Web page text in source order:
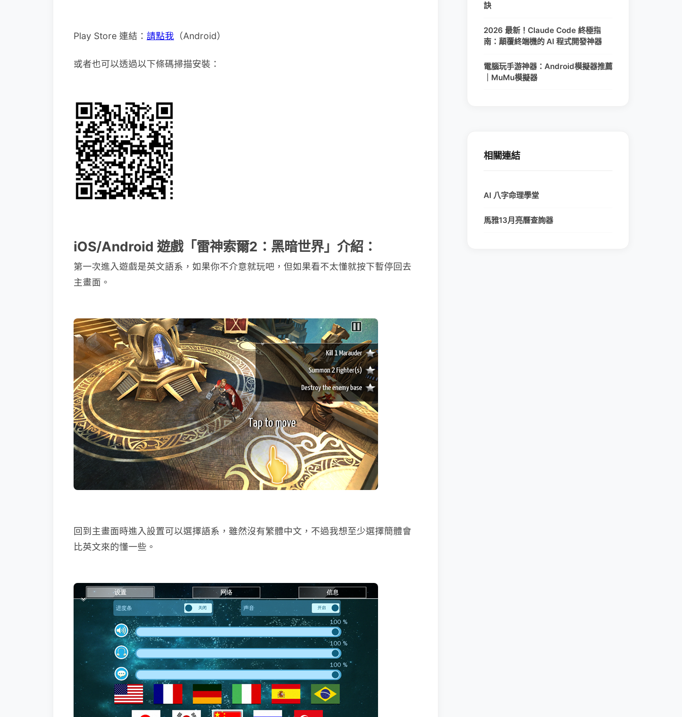
Play Store 連結： 請點我 （Android）
或者也可以透過以下條碼掃描安裝：
iOS/Android 遊戲「雷神索爾2：黑暗世界」介紹：
第一次進入遊戲是英文語系，如果你不介意就玩吧，但如果看不太懂就按下暫停回去
主畫面。
回到主畫面時進入設置可以選擇語系，雖然沒有繁體中文，不過我想至少選擇簡體會
比英文來的懂一些。
訣
2026 最新！Claude Code 終極指
南：顛覆終端機的 AI 程式開發神器
電腦玩手游神器：Android模擬器推薦
｜MuMu模擬器
相關連結
AI 八字命理學堂
馬雅13月亮曆查詢器